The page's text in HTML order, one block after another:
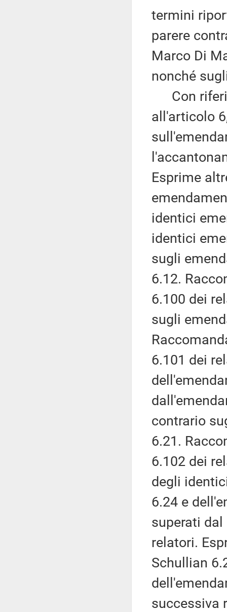
termini
parere
Marco Di
nonché
Con
all'articolo
Esprime
identici
identici
sugli
6.12.
6.100 dei
sugli
6.101 dei
contrario
6.21.
6.102 dei
degli
6.24 e
superati
relatori.
Schullian
successiva